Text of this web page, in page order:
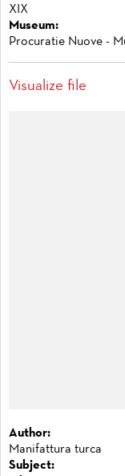
XIX
Museum:
Procuratie Nuove -
Visualize file
Author:
Manifattura turca
Subject: